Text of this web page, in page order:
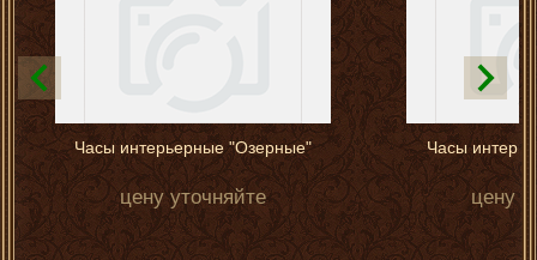
Часы интерьерные "Озерные"
цену уточняйте
Часы
цену